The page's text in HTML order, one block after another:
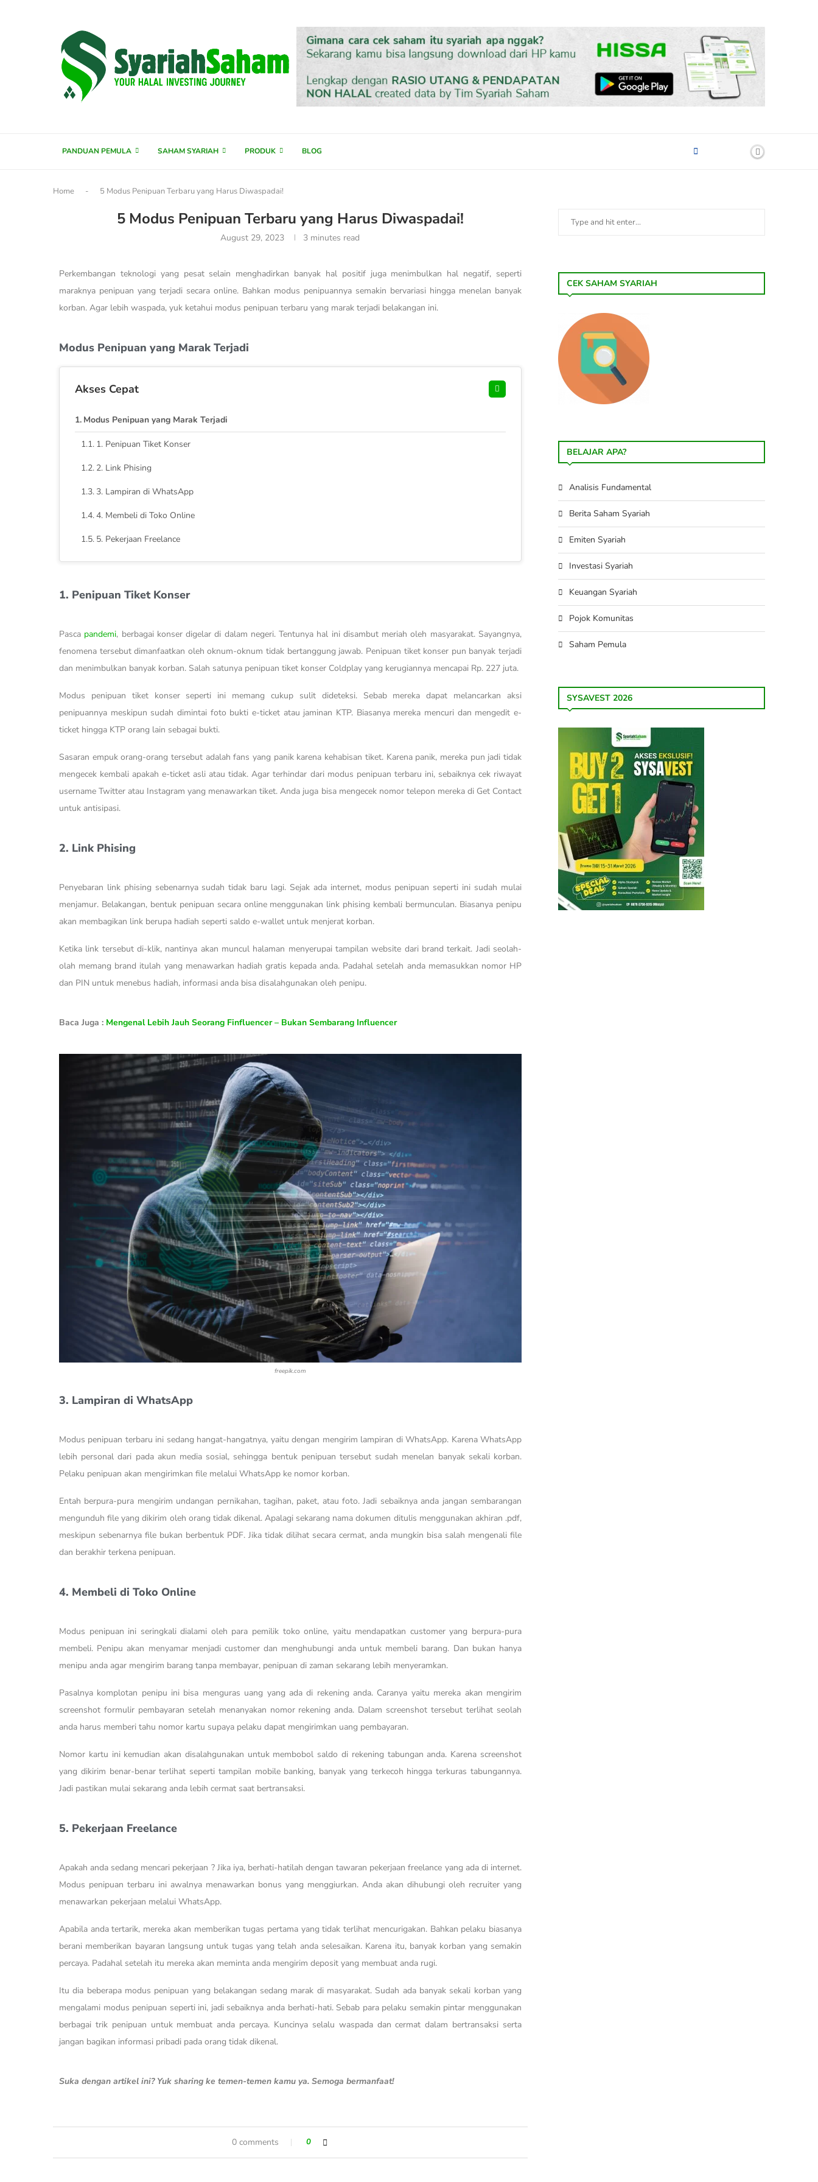
PANDUAN PEMULA SAHAM SYARIAH PRODUK BLOG
Home - 5 Modus Penipuan Terbaru yang Harus Diwaspadai!
5 Modus Penipuan Terbaru yang Harus Diwaspadai!
August 29, 2023 3 minutes read
Perkembangan teknologi yang pesat selain menghadirkan banyak hal positif juga menimbulkan hal negatif, seperti
maraknya penipuan yang terjadi secara online. Bahkan modus penipuannya semakin bervariasi hingga menelan banyak
korban. Agar lebih waspada, yuk ketahui modus penipuan terbaru yang marak terjadi belakangan ini.
Modus Penipuan yang Marak Terjadi
Akses Cepat
Modus Penipuan yang Marak Terjadi
1. Penipuan Tiket Konser
2. Link Phising
3. Lampiran di WhatsApp
4. Membeli di Toko Online
5. Pekerjaan Freelance
1. Penipuan Tiket Konser
Pasca pandemi, berbagai konser digelar di dalam negeri. Tentunya hal ini disambut meriah oleh masyarakat. Sayangnya,
fenomena tersebut dimanfaatkan oleh oknum-oknum tidak bertanggung jawab. Penipuan tiket konser pun banyak terjadi
dan menimbulkan banyak korban. Salah satunya penipuan tiket konser Coldplay yang kerugiannya mencapai Rp. 227 juta.
Modus penipuan tiket konser seperti ini memang cukup sulit dideteksi. Sebab mereka dapat melancarkan aksi
penipuannya meskipun sudah dimintai foto bukti e-ticket atau jaminan KTP. Biasanya mereka mencuri dan mengedit e-
ticket hingga KTP orang lain sebagai bukti.
Sasaran empuk orang-orang tersebut adalah fans yang panik karena kehabisan tiket. Karena panik, mereka pun jadi tidak
mengecek kembali apakah e-ticket asli atau tidak. Agar terhindar dari modus penipuan terbaru ini, sebaiknya cek riwayat
username Twitter atau Instagram yang menawarkan tiket. Anda juga bisa mengecek nomor telepon mereka di Get Contact
untuk antisipasi.
2. Link Phising
Penyebaran link phising sebenarnya sudah tidak baru lagi. Sejak ada internet, modus penipuan seperti ini sudah mulai
menjamur. Belakangan, bentuk penipuan secara online menggunakan link phising kembali bermunculan. Biasanya penipu
akan membagikan link berupa hadiah seperti saldo e-wallet untuk menjerat korban.
Ketika link tersebut di-klik, nantinya akan muncul halaman menyerupai tampilan website dari brand terkait. Jadi seolah-
olah memang brand itulah yang menawarkan hadiah gratis kepada anda. Padahal setelah anda memasukkan nomor HP
dan PIN untuk menebus hadiah, informasi anda bisa disalahgunakan oleh penipu.
Baca Juga : Mengenal Lebih Jauh Seorang Finfluencer – Bukan Sembarang Influencer
freepik.com
3. Lampiran di WhatsApp
Modus penipuan terbaru ini sedang hangat-hangatnya, yaitu dengan mengirim lampiran di WhatsApp. Karena WhatsApp
lebih personal dari pada akun media sosial, sehingga bentuk penipuan tersebut sudah menelan banyak sekali korban.
Pelaku penipuan akan mengirimkan file melalui WhatsApp ke nomor korban.
Entah berpura-pura mengirim undangan pernikahan, tagihan, paket, atau foto. Jadi sebaiknya anda jangan sembarangan
mengunduh file yang dikirim oleh orang tidak dikenal. Apalagi sekarang nama dokumen ditulis menggunakan akhiran .pdf,
meskipun sebenarnya file bukan berbentuk PDF. Jika tidak dilihat secara cermat, anda mungkin bisa salah mengenali file
dan berakhir terkena penipuan.
4. Membeli di Toko Online
Modus penipuan ini seringkali dialami oleh para pemilik toko online, yaitu mendapatkan customer yang berpura-pura
membeli. Penipu akan menyamar menjadi customer dan menghubungi anda untuk membeli barang. Dan bukan hanya
menipu anda agar mengirim barang tanpa membayar, penipuan di zaman sekarang lebih menyeramkan.
Pasalnya komplotan penipu ini bisa menguras uang yang ada di rekening anda. Caranya yaitu mereka akan mengirim
screenshot formulir pembayaran setelah menanyakan nomor rekening anda. Dalam screenshot tersebut terlihat seolah
anda harus memberi tahu nomor kartu supaya pelaku dapat mengirimkan uang pembayaran.
Nomor kartu ini kemudian akan disalahgunakan untuk membobol saldo di rekening tabungan anda. Karena screenshot
yang dikirim benar-benar terlihat seperti tampilan mobile banking, banyak yang terkecoh hingga terkuras tabungannya.
Jadi pastikan mulai sekarang anda lebih cermat saat bertransaksi.
5. Pekerjaan Freelance
Apakah anda sedang mencari pekerjaan ? Jika iya, berhati-hatilah dengan tawaran pekerjaan freelance yang ada di internet.
Modus penipuan terbaru ini awalnya menawarkan bonus yang menggiurkan. Anda akan dihubungi oleh recruiter yang
menawarkan pekerjaan melalui WhatsApp.
Apabila anda tertarik, mereka akan memberikan tugas pertama yang tidak terlihat mencurigakan. Bahkan pelaku biasanya
berani memberikan bayaran langsung untuk tugas yang telah anda selesaikan. Karena itu, banyak korban yang semakin
percaya. Padahal setelah itu mereka akan meminta anda mengirim deposit yang membuat anda rugi.
Itu dia beberapa modus penipuan yang belakangan sedang marak di masyarakat. Sudah ada banyak sekali korban yang
mengalami modus penipuan seperti ini, jadi sebaiknya anda berhati-hati. Sebab para pelaku semakin pintar menggunakan
berbagai trik penipuan untuk membuat anda percaya. Kuncinya selalu waspada dan cermat dalam bertransaksi serta
jangan bagikan informasi pribadi pada orang tidak dikenal.
Suka dengan artikel ini? Yuk sharing ke temen-temen kamu ya. Semoga bermanfaat!
0 comments 0
CEK SAHAM SYARIAH
BELAJAR APA?
Analisis Fundamental
Berita Saham Syariah
Emiten Syariah
Investasi Syariah
Keuangan Syariah
Pojok Komunitas
Saham Pemula
SYSAVEST 2026